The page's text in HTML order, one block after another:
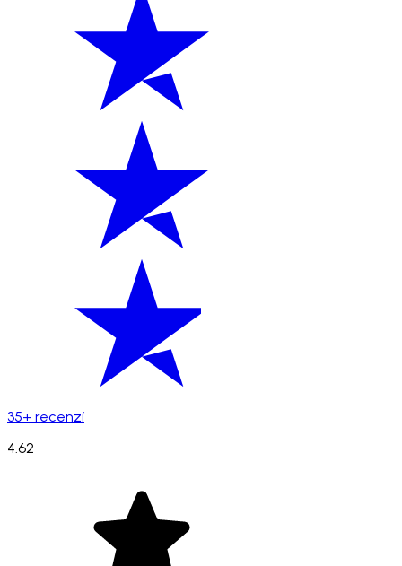
35+ recenzí
4.62